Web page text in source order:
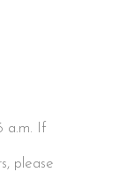
a.m. If
please